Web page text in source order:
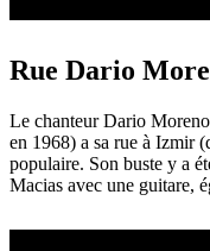
Rue Dario
Le chanteur Dario
en 1968) a sa rue à Izmir
populaire. Son buste y a
Macias avec une guitare,